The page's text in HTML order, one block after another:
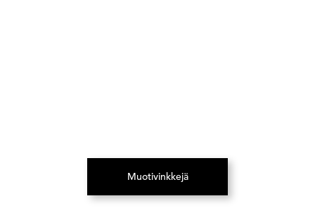
Muotivinkkejä
(Avautuu uuteen välilehteen)